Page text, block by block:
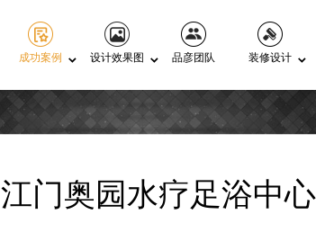
成功案例 设计效果图 品彦团队 装修设计
江门奥园水疗足浴中